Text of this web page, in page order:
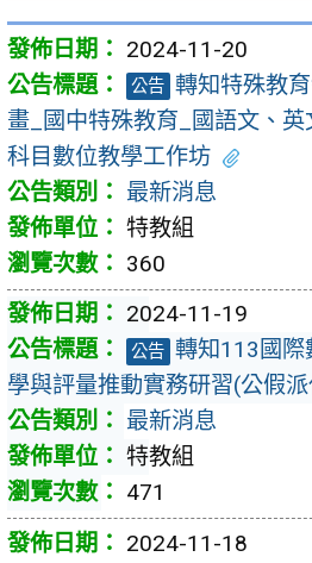
2024-11-20
公告 轉知特殊教
畫_國中特殊教育_國語文、
科目數位教學工作坊
最新消息
特教組
360
2024-11-19
公告 轉知113國際
學與評量推動實務研習(公假
最新消息
特教組
471
2024-11-18